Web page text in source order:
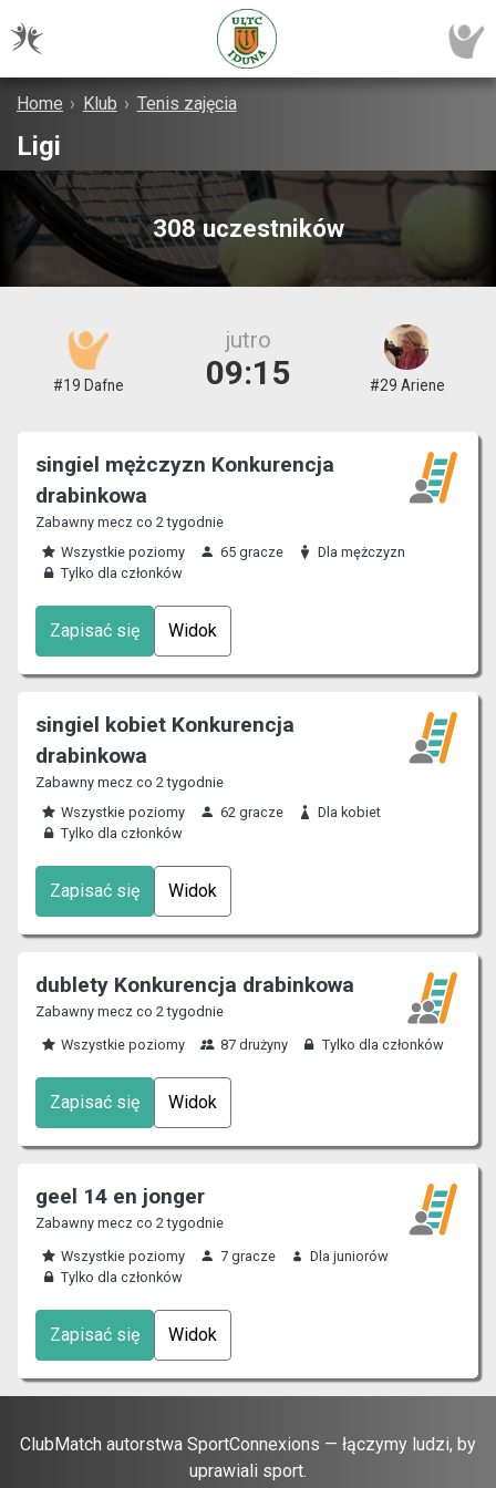
Home › Klub › Tenis zajęcia
Ligi
308 uczestników
#19 Dafne
jutro
09:15 #29 Ariene
singiel mężczyzn Konkurencja
drabinkowa
Zabawny mecz co 2 tygodnie
Wszystkie poziomy
65 gracze
Dla mężczyzn
Tylko dla członków
Zapisać się Widok
singiel kobiet Konkurencja
drabinkowa
Zabawny mecz co 2 tygodnie
Wszystkie poziomy
62 gracze
Dla kobiet
Tylko dla członków
Zapisać się Widok
dublety Konkurencja drabinkowa
Zabawny mecz co 2 tygodnie
Wszystkie poziomy
87 drużyny Tylko dla członków
Zapisać się Widok
geel 14 en jonger
Zabawny mecz co 2 tygodnie
Wszystkie poziomy
7 gracze
Dla juniorów
Tylko dla członków
Zapisać się Widok
ClubMatch autorstwa SportConnexions — łączymy ludzi, by
uprawiali sport.